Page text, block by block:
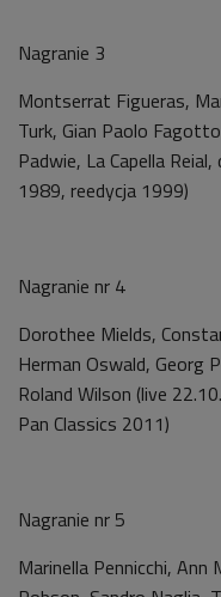
Nagranie 3
Montserrat Figueras,
Turk, Gian Paolo
Padwie, La Capella
1989, reedycja 1999)
Nagranie nr 4
Dorothee Mields,
Herman Oswald, Georg
Roland Wilson (live
Pan Classics 2011)
Nagranie nr 5
Marinella Pennicchi,